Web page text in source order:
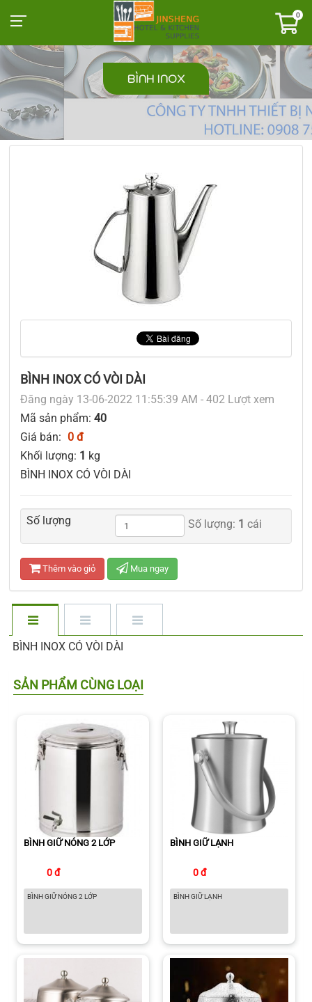
0
BÌNH INOX
BÌNH INOX CÓ VÒI DÀI
Đăng ngày 13-06-2022 11:55:39 AM - 402 Lượt xem
Mã sản phẩm: 40
Giá bán: 0 đ
Khối lượng: 1 kg
BÌNH INOX CÓ VÒI DÀI
Số lượng Số lượng: 1 cái
Thêm vào giỏ Mua ngay
BÌNH INOX CÓ VÒI DÀI
SẢN PHẨM CÙNG LOẠI
BÌNH GIỮ NÓNG 2 LỚP
0 đ
BÌNH GIỮ NÓNG 2 LỚP
BÌNH GIỮ LẠNH
0 đ
BÌNH GIỮ LẠNH